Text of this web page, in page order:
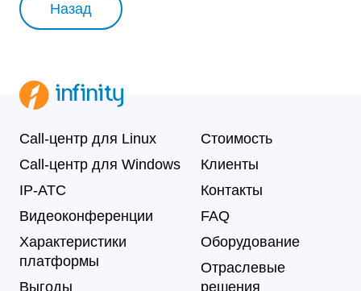
Назад
Call-центр для Linux
Call-центр для Windows
IP-АТС
Видеоконференции
Характеристики
платформы
Выгоды
Стоимость
Клиенты
Контакты
FAQ
Оборудование
Отраслевые
решения